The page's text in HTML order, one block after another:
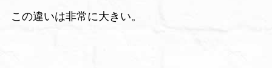
この違いは非常に大きい。